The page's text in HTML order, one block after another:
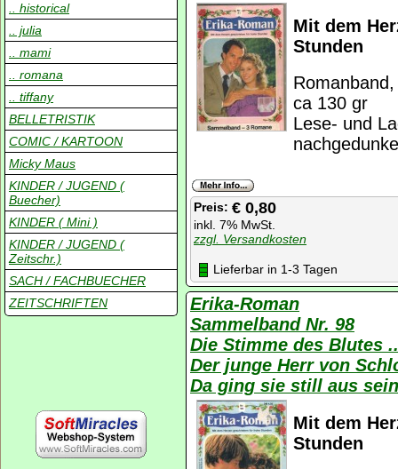
.. historical
.. julia
.. mami
.. romana
.. tiffany
BELLETRISTIK
COMIC / KARTOON
Micky Maus
KINDER / JUGEND (
Buecher)
KINDER ( Mini )
KINDER / JUGEND (
Zeitschr.)
SACH / FACHBUECHER
ZEITSCHRIFTEN
Mit dem
Stunden
ca 130 gr
Lese- und
Preis: € 0,80
inkl. 7% MwSt.
zzgl. Versandkosten
Lieferbar in 1-3 Tagen
Erika-Roman
Sammelband Nr. 98
Die Stimme des Blutes
Der junge Herr von
Da ging sie still aus
Mit dem
Stunden